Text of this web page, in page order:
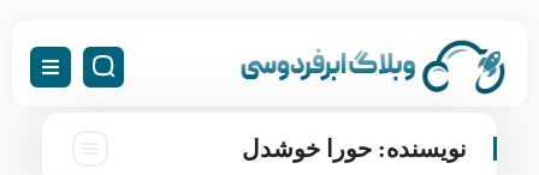
نویسنده: حورا خوشدل